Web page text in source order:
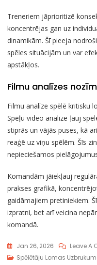
Treneriem jāprioritizē
koncentrējas gan uz
dinamikām. Šī pieeja
spēles situācijām un var
apstākļos.
Filmu analīzes
Filmu analīze spēlē kritisku
Spēļu video analīze ļauj
stiprās un vājās puses, kā
reaģē uz viņu spēlēm. Šīs
nepieciešamos
Komandām jāiekļauj
prakses grafikā,
gaidāmajiem pretiniekiem.
izpratni, bet arī veicina
komandā.
Jan 26, 2026 Leave A
Spēlētāju Lomas